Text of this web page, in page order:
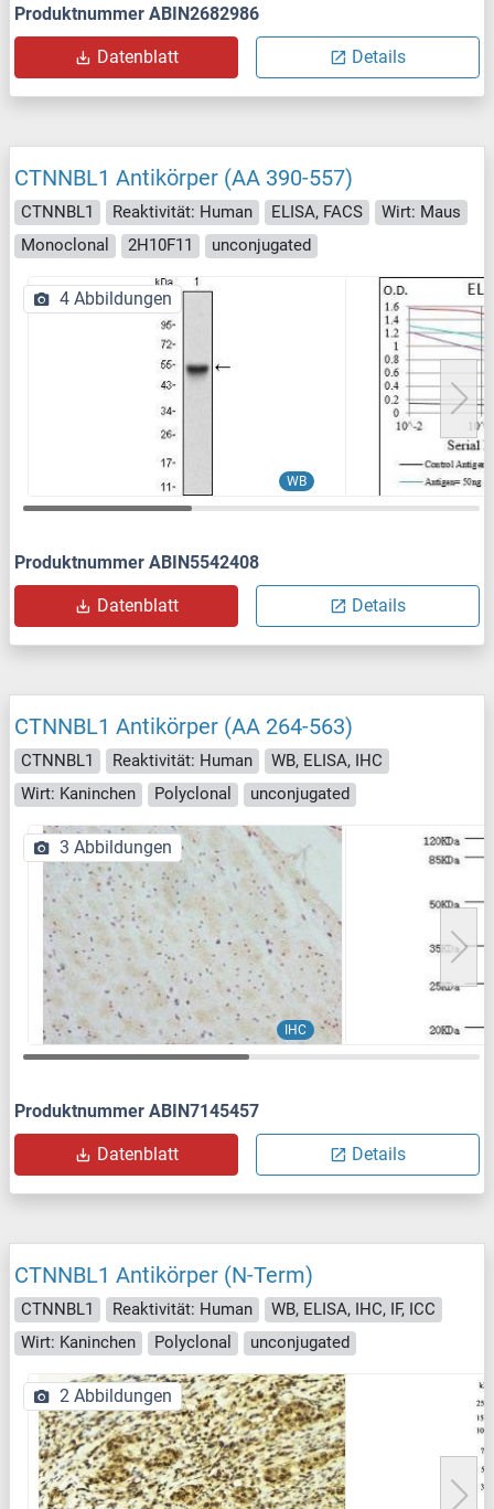
Produktnummer ABIN2682986
Datenblatt Details
CTNNBL1 Antikörper (AA 390-557)
CTNNBL1 Reaktivität: Human ELISA, FACS
Wirt: Maus
Monoclonal
2H10F11 unconjugated
WB
4 Abbildungen
Produktnummer ABIN5542408
Datenblatt Details
CTNNBL1 Antikörper (AA 264-563)
CTNNBL1 Reaktivität: Human
WB, ELISA, IHC
Wirt: Kaninchen
Polyclonal unconjugated
IHC
3 Abbildungen
Produktnummer ABIN7145457
Datenblatt Details
CTNNBL1 Antikörper (N-Term)
CTNNBL1 Reaktivität: Human
WB, ELISA, IHC, IF, ICC
Wirt: Kaninchen
Polyclonal unconjugated
2 Abbildungen